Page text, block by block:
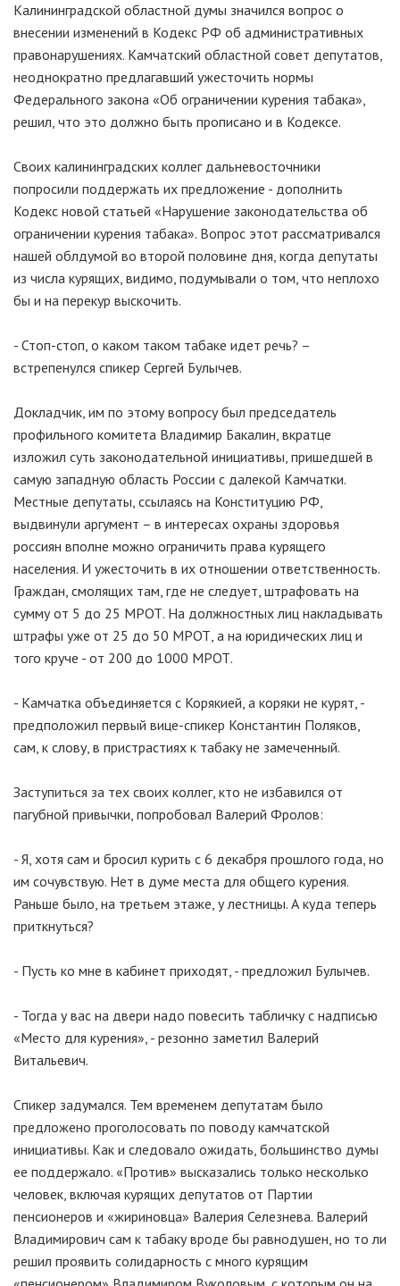
Калининградской областной думы значился вопрос о
внесении изменений в Кодекс РФ об административных
правонарушениях. Камчатский областной совет депутатов,
неоднократно предлагавший ужесточить нормы
Федерального закона «Об ограничении курения табака»,
решил, что это должно быть прописано и в Кодексе.
Своих калининградских коллег дальневосточники
попросили поддержать их предложение - дополнить
Кодекс новой статьей «Нарушение законодательства об
ограничении курения табака». Вопрос этот рассматривался
нашей облдумой во второй половине дня, когда депутаты
из числа курящих, видимо, подумывали о том, что неплохо
бы и на перекур выскочить.
- Стоп-стоп, о каком таком табаке идет речь? –
встрепенулся спикер Сергей Булычев.
Докладчик, им по этому вопросу был председатель
профильного комитета Владимир Бакалин, вкратце
изложил суть законодательной инициативы, пришедшей в
самую западную область России с далекой Камчатки.
Местные депутаты, ссылаясь на Конституцию РФ,
выдвинули аргумент – в интересах охраны здоровья
россиян вполне можно ограничить права курящего
населения. И ужесточить в их отношении ответственность.
Граждан, смолящих там, где не следует, штрафовать на
сумму от 5 до 25 МРОТ. На должностных лиц накладывать
штрафы уже от 25 до 50 МРОТ, а на юридических лиц и
того круче - от 200 до 1000 МРОТ.
- Камчатка объединяется с Корякией, а коряки не курят, -
предположил первый вице-спикер Константин Поляков,
сам, к слову, в пристрастиях к табаку не замеченный.
Заступиться за тех своих коллег, кто не избавился от
пагубной привычки, попробовал Валерий Фролов:
- Я, хотя сам и бросил курить с 6 декабря прошлого года, но
им сочувствую. Нет в думе места для общего курения.
Раньше было, на третьем этаже, у лестницы. А куда теперь
приткнуться?
- Пусть ко мне в кабинет приходят, - предложил Булычев.
- Тогда у вас на двери надо повесить табличку с надписью
«Место для курения», - резонно заметил Валерий
Витальевич.
Спикер задумался. Тем временем депутатам было
предложено проголосовать по поводу камчатской
инициативы. Как и следовало ожидать, большинство думы
ее поддержало. «Против» высказались только несколько
человек, включая курящих депутатов от Партии
пенсионеров и «жириновца» Валерия Селезнева. Валерий
Владимирович сам к табаку вроде бы равнодушен, но то ли
решил проявить солидарность с много курящим